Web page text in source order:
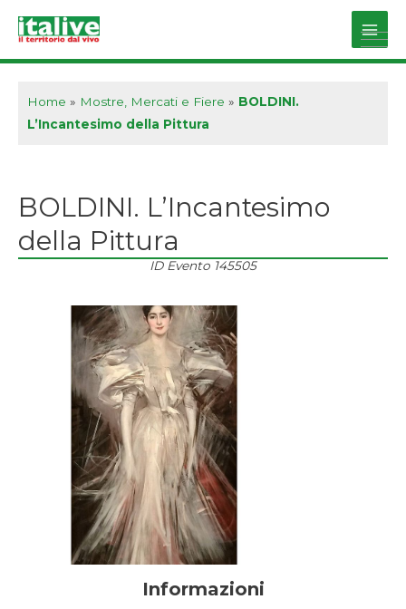
Main
Home » Mostre, Mercati e Fiere » BOLDINI.
L’Incantesimo della Pittura
BOLDINI. L’Incantesimo
della Pittura
ID Evento 145505
Informazioni